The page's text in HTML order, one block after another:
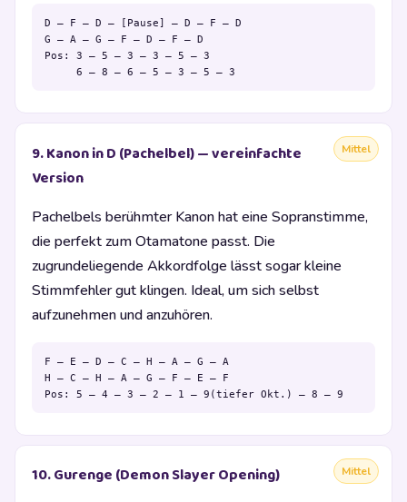
D – F – D – [Pause] – D – F – D
G – A – G – F – D – F – D
Pos: 3 – 5 – 3 – 3 – 5 – 3
     6 – 8 – 6 – 5 – 3 – 5 – 3
Mittel
9. Kanon in D (Pachelbel) — vereinfachte
Version
Pachelbels berühmter Kanon hat eine Sopranstimme,
die perfekt zum Otamatone passt. Die
zugrundeliegende Akkordfolge lässt sogar kleine
Stimmfehler gut klingen. Ideal, um sich selbst
aufzunehmen und anzuhören.
F – E – D – C – H – A – G – A
H – C – H – A – G – F – E – F
Pos: 5 – 4 – 3 – 2 – 1 – 9(tiefer Okt.) – 8 – 9
Mittel
10. Gurenge (Demon Slayer Opening)